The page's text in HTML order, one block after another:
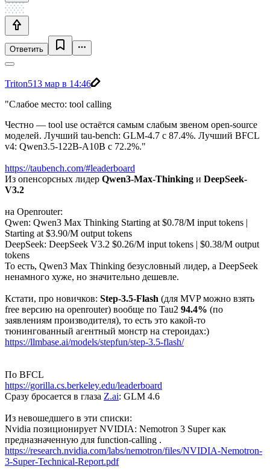
Ответить
Triton513 мар в 14:46
"Слабое место: tool calling
Честно — tool use остаётся самым слабым звеном open-source
моделей. Лучший tau-bench: GLM-4.7 с 87.4%. Лучший BFCL
v4: Qwen3.5-122B-A10B с 72.2%."
https://taubench.com/#leaderboard
Из опенсорсных лидер Qwen3-Max-Thinking и DeepSeek-
V3.2
на Openrouter:
Qwen: Qwen3 Max Thinking Starting at $0.78/M input tokens |
Starting at $3.90/M output tokens
DeepSeek: DeepSeek V3.2 $0.26/M input tokens | $0.38/M output
tokens
То есть, Qwen3 Max Thinking безусловный лидер, а DeepSeek
ненамного хуже, но значительно дешевле.
Кстати, про новичков: Step-3.5-Flash (для MVP можно взять
free версию на openrouter) вообще по Tau2 94.4% (по
заявлениям производителя), то есть это какой-то
тюнингованный агентный монстр на стероидах:)
https://llmbase.ai/models/stepfun/step-3.5-flash/
По BFCL
https://gorilla.cs.berkeley.edu/leaderboard
Сразу бросается в глаза Z.ai: GLM 4.6
Из невошедшего в эти списки:
Nvidia позиционирует NVIDIA: Nemotron 3 Super как
предназначенную для function-calling .
https://research.nvidia.com/labs/nemotron/files/NVIDIA-Nemotron-
3-Super-Technical-Report.pdf